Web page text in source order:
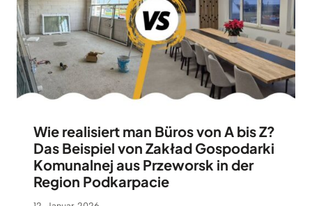
Wie realisiert man Büros von A bis Z?
Das Beispiel von Zakład Gospodarki
Komunalnej aus Przeworsk in der
Region Podkarpacie